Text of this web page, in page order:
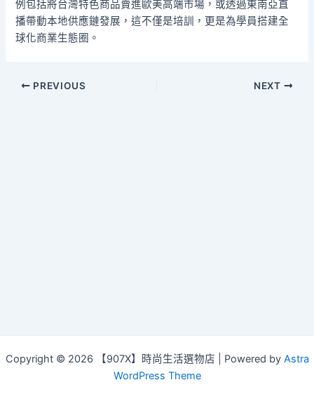
例包括將台灣特色商品賣進歐美高端市場，或透過東南亞直
播帶動本地供應鏈發展，這不僅是培訓，更是為學員搭建全
球化商業生態圈。
Post
PREVIOUS NEXT
Copyright © 2026 【907X】時尚生活選物店 | Powered by Astra
WordPress Theme